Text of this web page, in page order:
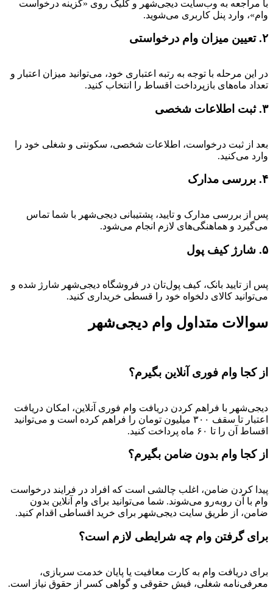
با مراجعه به وب‌سایت دیجی‌شهر و کلیک روی «گزینه درخواست
وام»، وارد پنل کاربری می‌شوید.
۲. تعیین میزان وام درخواستی
در این مرحله با توجه به رتبه اعتباری خود، می‌توانید میزان اعتبار و
تعداد ماه‌های بازپرداخت اقساط را انتخاب کنید.
۳. ثبت اطلاعات شخصی
بعد از ثبت درخواست، اطلاعات شخصی، سکونتی و شغلی خود را
وارد می‌کنید.
۴. بررسی مدارک
پس از بررسی مدارک و تایید، پشتیبانی دیجی‌شهر با شما تماس
می‌گیرد و هماهنگی‌های لازم انجام می‌شود.
۵. شارژ کیف پول
پس از تایید بانک، کیف پول‌تان در فروشگاه دیجی‌شهر شارژ شده و
می‌توانید کالای دلخواه خود را قسطی خریداری کنید.
سوالات متداول وام دیجی‌شهر
از کجا وام فوری آنلاین بگیرم؟
دیجی‌شهر با فراهم کردن دریافت وام فوری آنلاین، امکان دریافت
اعتبار تا سقف ۳۰۰ میلیون تومان را فراهم کرده است و می‌توانید
اقساط آن را تا ۶۰ ماه پرداخت کنید.
از کجا وام بدون ضامن بگیرم؟
پیدا کردن ضامن، اغلب چالشی است که افراد در فرایند درخواست
وام با آن روبه‌رو می‌شوند. شما می‌توانید برای وام آنلاین بدون
ضامن، از طریق سایت دیجی‌شهر برای خرید اقساطی اقدام کنید.
برای گرفتن وام چه شرایطی لازم است؟
برای دریافت وام به کارت معافیت یا پایان خدمت سربازی،
معرفی‌نامه شغلی، فیش حقوقی و گواهی کسر از حقوق نیاز است.